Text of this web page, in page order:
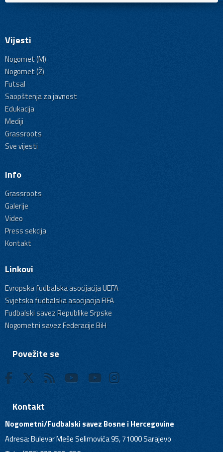
Vijesti
Nogomet (M)
Nogomet (Ž)
Futsal
Saopštenja za javnost
Edukacija
Mediji
Grassroots
Sve vijesti
Info
Grassroots
Galerije
Video
Press sekcija
Kontakt
Linkovi
Evropska fudbalska asocijacija UEFA
Svjetska fudbalska asocijacija FIFA
Fudbalski savez Republike Srpske
Nogometni savez Federacije BiH
Povežite se
Kontakt
Nogometni/Fudbalski savez Bosne i Hercegovine
Adresa: Bulevar Meše Selimovića 95, 71000 Sarajevo